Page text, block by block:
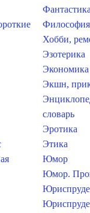
Философия
Хобби,
Эзотерика
Экономика
Экшн,
словарь
Эротика
Этика
Юмор
Юмор.